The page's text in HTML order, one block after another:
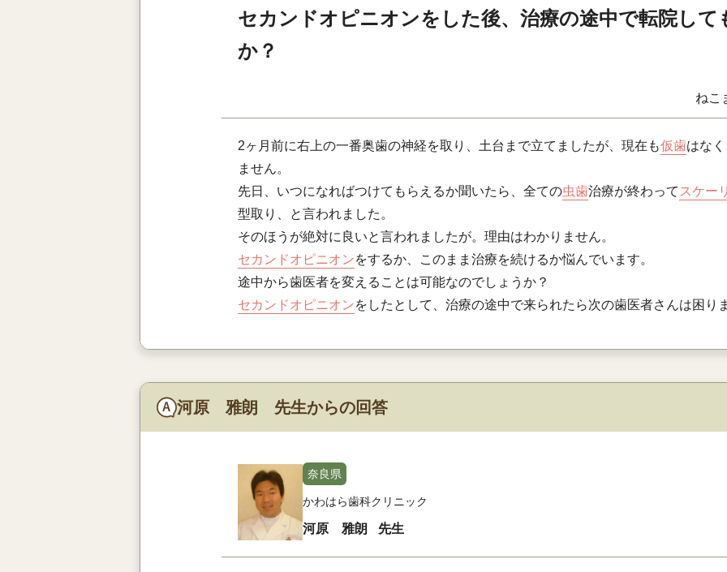
セカンドオピニオンをした後、治療の途中で転院して
か？
ねこ
2ヶ月前に右上の一番奥歯の神経を取り、土台まで立てましたが、現在も仮歯はな
ません。
先日、いつになればつけてもらえるか聞いたら、全ての虫歯治療が終わって スケー
型取り、と言われました。
そのほうが絶対に良いと言われましたが。理由はわかりません。
セカンドオピニオンをするか、このまま治療を続けるか悩んでいます。
途中から歯医者を変えることは可能なのでしょうか？
セカンドオピニオンをしたとして、治療の途中で来られたら次の歯医者さんは困り
河原 雅朗 先生からの回答
奈良県
かわはら歯科クリニック
河原 雅朗 先生